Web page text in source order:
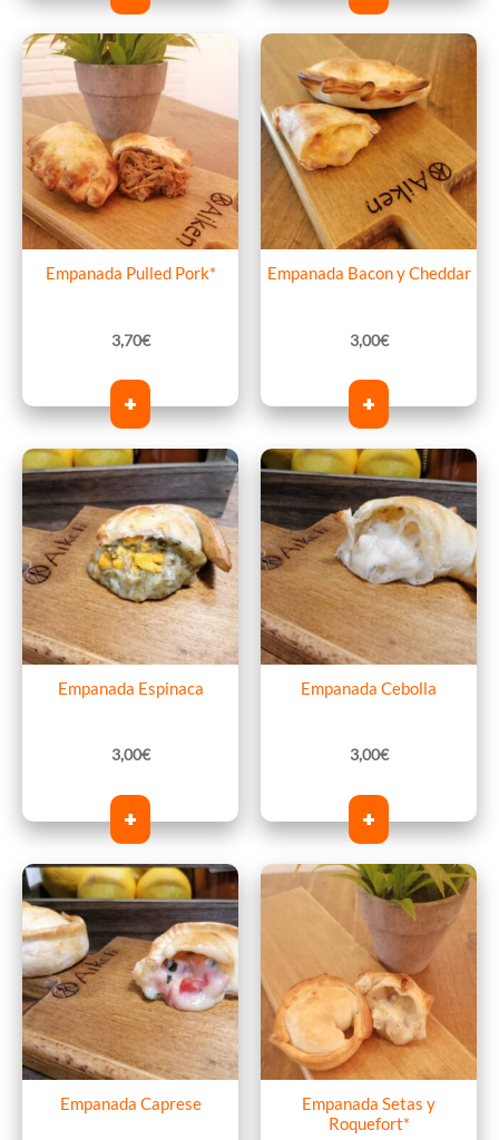
Empanada Pulled Pork*
3,70€
+
Empanada Bacon y Cheddar
3,00€
+
Empanada Espinaca
3,00€
+
Empanada Cebolla
3,00€
+
Empanada Caprese
Empanada Setas y
Roquefort*